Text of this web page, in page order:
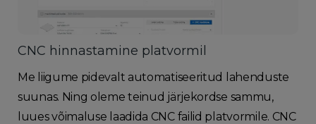
CNC hinnastamine platvormil
Me liigume pidevalt automatiseeritud lahenduste
suunas. Ning oleme teinud järjekordse sammu,
luues võimaluse laadida CNC failid platvormile. CNC